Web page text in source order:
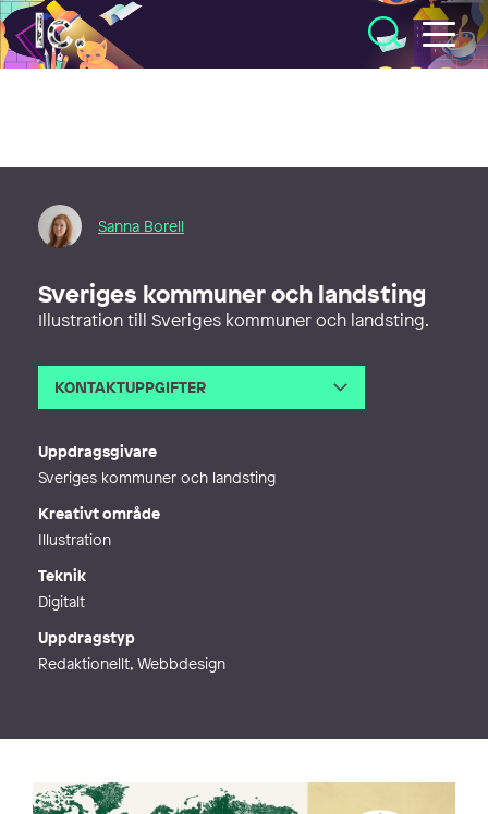
Illustratörcentrum
Sanna Borell
Sveriges kommuner och landsting
Illustration till Sveriges kommuner och landsting.
KONTAKTUPPGIFTER
Uppdragsgivare
Sveriges kommuner och landsting
Kreativt område
Illustration
Teknik
Digitalt
Uppdragstyp
Redaktionellt, Webbdesign